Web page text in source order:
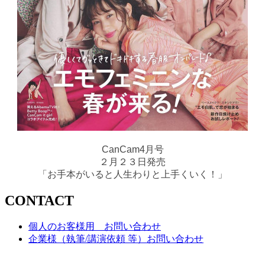
CanCam4月号
２月２３日発売
「お手本がいると人生わりと上手くいく！」
CONTACT
個人のお客様用 お問い合わせ
企業様 （執筆/講演依頼 等） お問い合わせ